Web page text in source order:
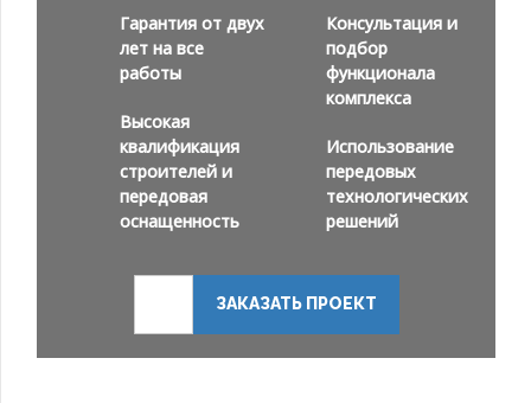
Гарантия от двух
лет на все
работы
Высокая
квалификация
строителей и
передовая
оснащенность
Консультация и
подбор
функционала
комплекса
Использование
передовых
технологических
решений
ЗАКАЗАТЬ ПРОЕКТ